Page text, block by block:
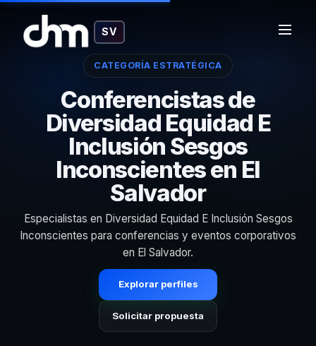
SV
CATEGORÍA ESTRATÉGICA
Conferencistas de
Diversidad Equidad E
Inclusión Sesgos
Inconscientes en El
Salvador
Especialistas en Diversidad Equidad E Inclusión Sesgos
Inconscientes para conferencias y eventos corporativos
en El Salvador.
Explorar perfiles
Solicitar propuesta